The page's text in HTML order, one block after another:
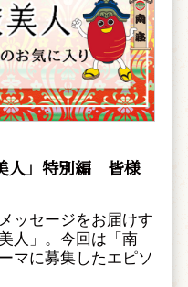
人」特別編 皆様
ッセージをお届けす
人」。今回は「南
マに募集したエピソ